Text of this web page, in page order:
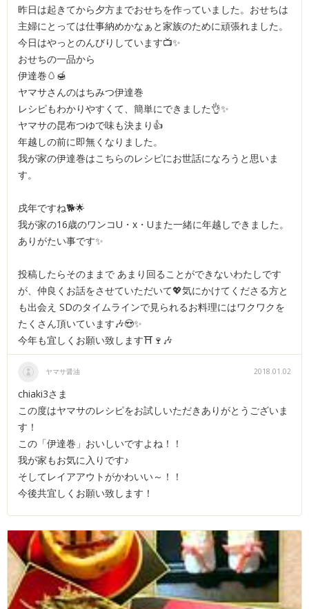
昨日は起きてから夕方までおせちを作っていました。おせちは
主婦にとっては仕事納めかなぁと家族のために頑張れました。
今日はやっとのんびりしています📺✨
おせちの一品から
伊達巻🥚🍯
ヤマサさんのはちみつ伊達巻
レシピもわかりやすくて、簡単にできました👌✨
ヤマサの昆布つゆで味も決まり👍
年越しの前に即無くなりました。
我が家の伊達巻はこちらのレシピにお世話になろうと思いま
す。
戌年ですね🐕🌟
我が家の16歳のワンコU・x・Uまた一緒に年越しできました。
ありがたい事です✨
投稿したらそのままで あまり回ることができないわたしです
が、仲良くお話をさせていただいて💖気にかけてくださる方と
も出会え SDのタイムラインで見られるお料理にはワクワクを
たくさん頂いています🎶😍✨
今年も宜しくお願い致します⛩🍷🎶
ヤマサ醤油 2018.01.02
chiaki3さま
この度はヤマサのレシピをお試しいただきありがとうございま
す！
この「伊達巻」おいしいですよね！！
我が家もお気に入りです♪
そしてレイアアウトがかわいい～！！
今後共宜しくお願い致します！